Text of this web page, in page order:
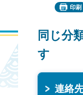
印刷
同じ分
す
連絡